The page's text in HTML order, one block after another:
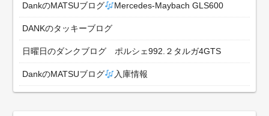
DankのMATSUブログ Mercedes-Maybach GLS600
DANKのタッキーブログ
日曜日のダンクブログ ポルシェ992.２タルガ4GTS
DankのMATSUブログ 入庫情報